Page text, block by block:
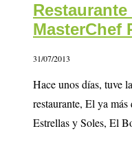
MasterChef
31/07/2013
Hace unos días, tuve
restaurante, El ya
Estrellas y Soles, El